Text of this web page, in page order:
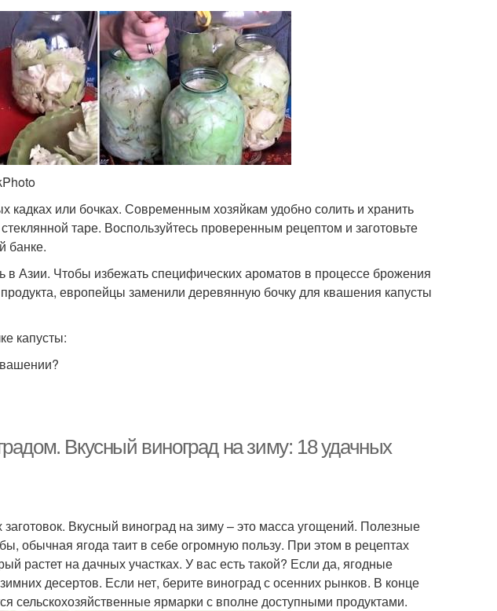
кадках или бочках. Современным хозяйкам удобно солить и хранить
таре. Воспользуйтесь проверенным рецептом и заготовьте
банке.
в Азии. Чтобы избежать специфических ароматов в процессе брожения
европейцы заменили деревянную бочку для квашения капусты
капусты:
Вкусный виноград на зиму: 18 удачных
Вкусный виноград на зиму – это масса угощений. Полезные
обычная ягода таит в себе огромную пользу. При этом в рецептах
растет на дачных участках. У вас есть такой? Если да, ягодные
десертов. Если нет, берите виноград с осенних рынков. В конце
сельскохозяйственные ярмарки с вполне доступными продуктами.